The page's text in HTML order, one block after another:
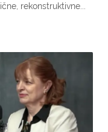
rekonstruktivne...